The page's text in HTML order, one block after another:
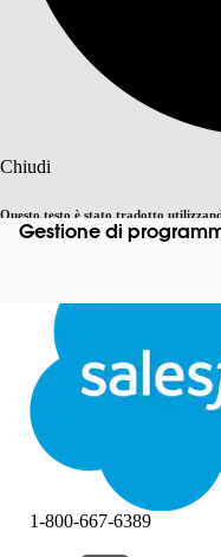
Chiudi
Questo testo è stato tradotto
Ulteriori dettagli sono disponibili qui .
Chiudi Chiudi
Gestione di
1-800-667-6389